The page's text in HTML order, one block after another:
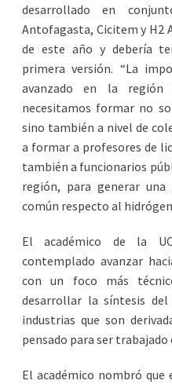
desarrollado en
Antofagasta, Cicitem y H2
de este año y debería
primera versión. “La
avanzado en la
necesitamos formar no
sino también a nivel de
a formar a profesores de
también a funcionarios
región, para generar
común respecto al
El académico de la
contemplado avanzar
con un foco más
desarrollar la síntesis
industrias que son
pensado para ser
El académico nombró